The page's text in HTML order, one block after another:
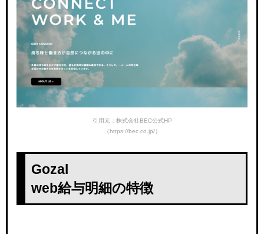
引用元：株式会社BEC公式HP
（https://bec.co.jp/）
Gozal
web給与明細の特徴